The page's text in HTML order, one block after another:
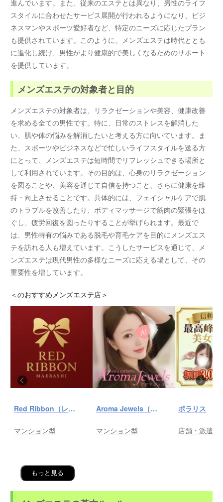
進んでいます。また、従来のエステとは異なり、男性のライフ
スタイルに合わせたサービス展開が行われるようになり、ビジ
ネスマンやスポーツ愛好者など、特定のニーズに応じたプラン
も提供されています。このように、メンズエステは時代ととも
に進化し続け、男性がより健康的で美しくなるためのサポート
を提供しています。
メンズエステの対象者と目的
メンズエステの対象者は、リラクゼーションや美容、健康改善
を求める全ての男性です。特に、日常のストレスを解消した
い、肌や体の悩みを解消したいと考える方に向いています。ま
た、スポーツやビジネスなどで忙しいライフスタイルを送る方
にとって、メンズエステは短時間でリフレッシュできる場所と
して利用されています。その目的は、心身のリラクゼーション
を図ることや、美容を通じて自信を持つこと、さらに健康を維
持・向上させることです。具体的には、フェイシャルケアで肌
のトラブルを改善したり、ボディマッサージで筋肉の緊張をほ
ぐし、疲労回復を図ったりすることが挙げられます。最近で
は、男性特有の悩みである脱毛や育毛ケアを目的にメンズエス
テを訪れる人も増えています。こうしたサービスを通じて、メ
ンズエステは現代男性の多様なニーズに応える場として、その
重要性を増しています。
＜のおすすめメンズエステ店＞
Red Ribbon（レッドリボン）前橋
マンション型
Aroma Jewels（アロマ ジュエルズ）秋葉原ルーム
マンション型
ポラリス
店舗・派遣
もっと見る